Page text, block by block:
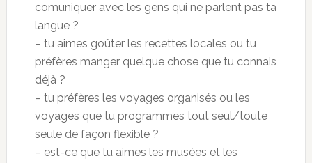
comuniquer avec les gens qui ne parlent pas ta
langue ?
– tu aimes goûter les recettes locales ou tu
préfères manger quelque chose que tu connais
déjà ?
– tu préfères les voyages organisés ou les
voyages que tu programmes tout seul/toute
seule de façon flexible ?
– est-ce que tu aimes les musées et les